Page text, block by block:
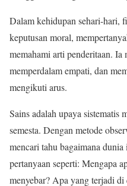
Dalam kehidupan sehari-hari,
keputusan moral,
memahami arti penderitaan. Ia
memperdalam empati, dan
mengikuti arus.
Sains adalah upaya sistematis
semesta. Dengan metode
mencari tahu bagaimana
pertanyaan seperti: Mengapa
menyebar? Apa yang terjadi